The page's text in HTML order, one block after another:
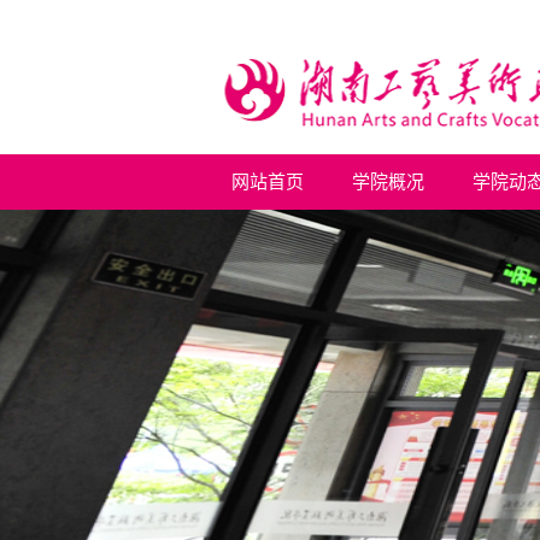
网站首页 学院概况 学院动